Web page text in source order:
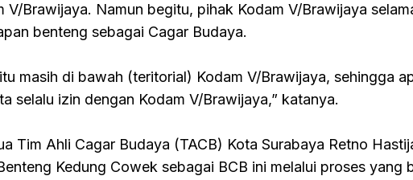
V/Brawijaya. Namun begitu, pihak Kodam V/Brawijaya
benteng sebagai Cagar Budaya.
masih di bawah (teritorial) Kodam V/Brawijaya, sehingga
selalu izin dengan Kodam V/Brawijaya,” katanya.
Tim Ahli Cagar Budaya (TACB) Kota Surabaya Retno
Kedung Cowek sebagai BCB ini melalui proses yang